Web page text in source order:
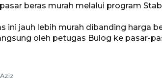
beras murah melalui program
ini jauh lebih murah dibanding harga
oleh petugas Bulog ke pasar-